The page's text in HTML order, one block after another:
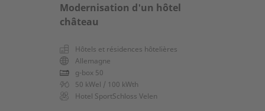
Modernisation d'un hôtel
château
Hôtels et résidences hôtelières
Allemagne
g-box 50
50 kWel / 100 kWth
Hotel SportSchloss Velen